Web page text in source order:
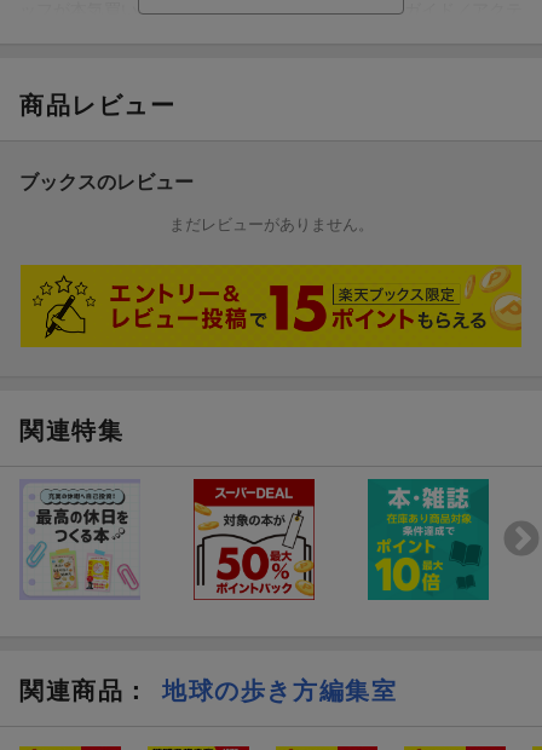
■ ネイバーアイランド
出入国情報や、治安、交通情報など
■スペシャルコラム
サーフィン 、 ウクレレ 、 ハワイアンドレス 、 ハワイアンキルト
、 ローカルスイーツ 、 ワイキキ史跡巡りなど
オアフ島 ／エリア別／ワイキキ・ホノルル詳細分割図
※予告なく一部内容が変更される可能性もあります。予めご了承
ください。
ッフが本気買い！これが私の“推しみやげ”／エリアガイド／アクテ
商品レビュー
ブックスのレビュー
まだレビューがありません。
関連特集
関連商品 ： 地球の歩き方編集室